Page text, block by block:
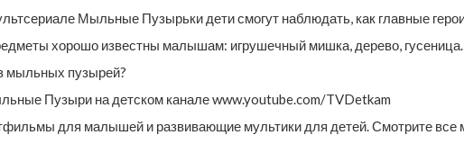
Мыльные Пузырьки дети смогут наблюдать, как главные
хорошо известны малышам: игрушечный мишка, дерево, гусеница.
мыльных пузырей?
Пузыри на детском канале www.youtube.com/TVDetkam
для малышей и развивающие мультики для детей. Смотрите все